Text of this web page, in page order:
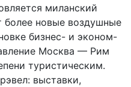
миланский
новые воздушные
бизнес- и эконом-
Москва — Рим
туристическим.
выставки,